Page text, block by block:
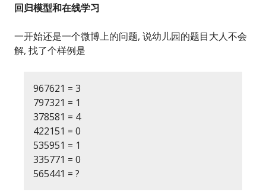
回归模型和在线学习
一开始还是一个微博上的问题, 说幼儿园的题目大人不会
解, 找了个样例是
967621 = 3
797321 = 1
378581 = 4
422151 = 0
535951 = 1
335771 = 0
565441 = ?